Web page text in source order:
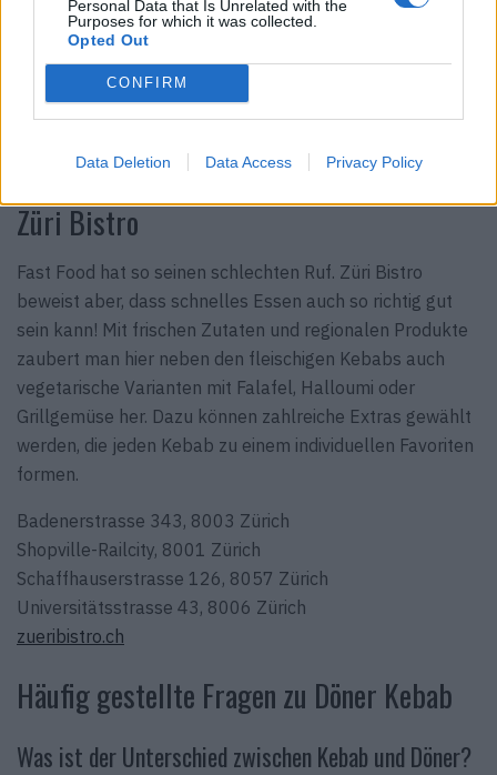
Personal Data that Is Unrelated with the
Purposes for which it was collected.
Opted Out
CONFIRM
Data Deletion Data Access Privacy Policy
Züri Bistro
Fast Food hat so seinen schlechten Ruf. Züri Bistro
beweist aber, dass schnelles Essen auch so richtig gut
sein kann! Mit frischen Zutaten und regionalen Produkte
zaubert man hier neben den fleischigen Kebabs auch
vegetarische Varianten mit Falafel, Halloumi oder
Grillgemüse her. Dazu können zahlreiche Extras gewählt
werden, die jeden Kebab zu einem individuellen Favoriten
formen.
Badenerstrasse 343, 8003 Zürich
Shopville-Railcity, 8001 Zürich
Schaffhauserstrasse 126, 8057 Zürich
Universitätsstrasse 43, 8006 Zürich
zueribistro.ch
Häufig gestellte Fragen zu Döner Kebab
Was ist der Unterschied zwischen Kebab und Döner?